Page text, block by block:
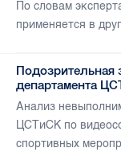
По словам
применяется в
Подозрительная
департамента
Анализ
ЦСТиСК по
спортивных